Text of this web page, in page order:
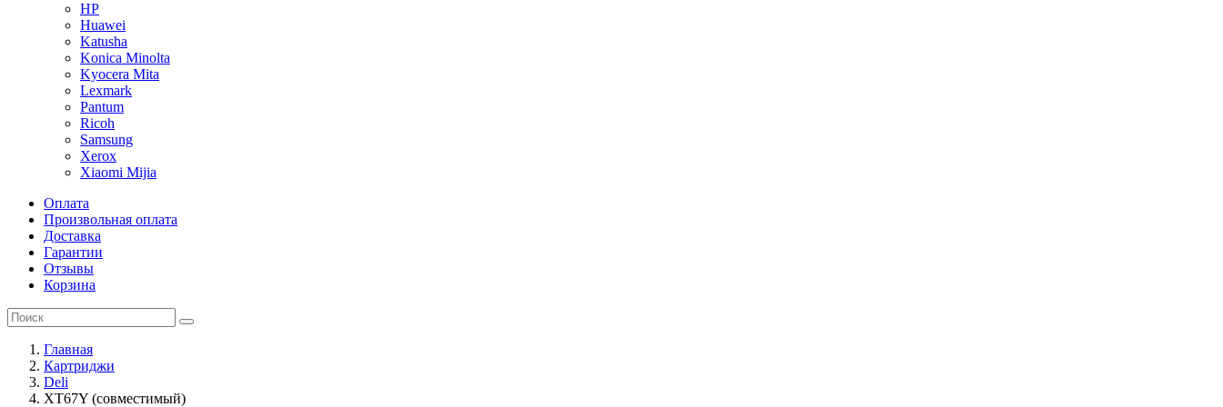
HP
Huawei
Katusha
Konica Minolta
Kyocera Mita
Lexmark
Pantum
Ricoh
Samsung
Xerox
Xiaomi Mijia
Оплата
Произвольная оплата
Доставка
Гарантии
Отзывы
Корзина
Главная
Картриджи
Deli
XT67Y (совместимый)